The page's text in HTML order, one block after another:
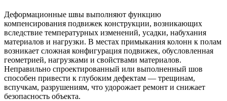
Деформационные швы выполняют функцию
компенсирования подвижек конструкции, возникающих
вследствие температурных изменений, усадки, набухания
материалов и нагрузки. В местах примыкания колонн к полам
возникает сложная конфигурация подвижек, обусловленная
геометрией, нагрузками и свойствами материалов.
Неправильно спроектированный или выполненный шов
способен привести к глубоким дефектам — трещинам,
вспучкам, разрушениям, что удорожает ремонт и снижает
безопасность объекта.